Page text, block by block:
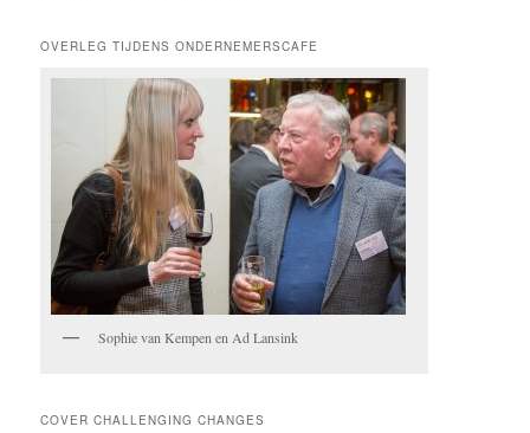
OVERLEG TIJDENS ONDERNEMERSCAFE
Sophie van Kempen en Ad Lansink
COVER CHALLENGING CHANGES